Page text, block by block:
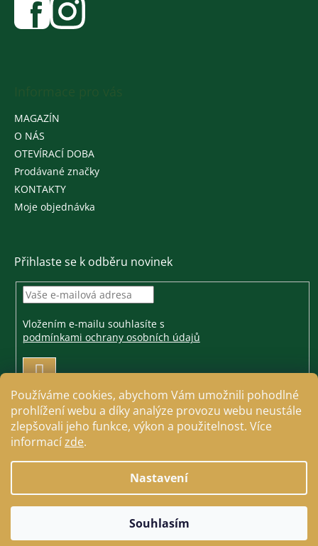
Používáme cookies, abychom Vám umožnili pohodlné
prohlížení webu a díky analýze provozu webu neustále
zlepšovali jeho funkce, výkon a použitelnost. Více
informacízde.
Nastavení
Souhlasím
MAGAZÍN
O NÁS
OTEVÍRACÍ DOBA
Prodávané značky
KONTAKTY
Moje objednávka
Přihlaste se k odběru novinek
Vložením e-mailu souhlasíte s
podmínkami ochrany osobních údajů
PŘIHLÁSIT
Copyright 2026Jezdecké a farmářské potřeby Cavallo.
Všechna práva vyhrazena.